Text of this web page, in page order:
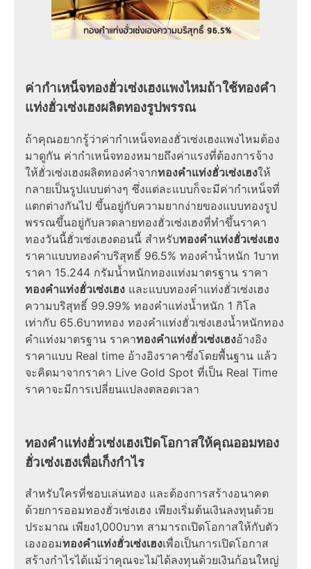
ค่ากําเหน็จทองฮั่วเซ่งเฮงแพงไหมถ้าใช้ทองคํา
แท่งฮั่วเซ่งเฮงผลิตทองรูปพรรณ
ถ้าคุณอยากรู้ว่าค่ากําเหน็จทองฮั่วเซ่งเฮงแพงไหมต้อง
มาดูกัน ค่ากําเหน็จทองหมายถึงค่าแรงที่ต้องการจ้าง
ให้ฮั่วเซ่งเฮงผลิตทองคำจากทองคําแท่งฮั่วเซ่งเฮงให้
กลายเป็นรูปแบบต่างๆ ซึ่งแต่ละแบบก็จะมีค่ากำเหน็จที่
แตกต่างกันไป ขึ้นอยู่กับความยากง่ายของแบบทองรูป
พรรณขึ้นอยู่กับลวดลายทองฮั่วเซ่งเฮงที่ทำขึ้นราคา
ทองวันนี้ฮั่วเซ่งเฮงตอนนี้ สำหรับทองคําแท่งฮั่วเซ่งเฮง
ราคาแบบทองคำบริสุทธิ์ 96.5% ทองคำน้ำหนัก 1บาท
ราคา 15.244 กรัมน้ำหนักทองแท่งมาตรฐาน ราคา
ทองคําแท่งฮั่วเซ่งเฮง และแบบทองคําแท่งฮั่วเซ่งเฮง
ความบริสุทธิ์ 99.99% ทองคําแท่งน้ำหนัก 1 กิโล
เท่ากับ 65.6บาททอง ทองคําแท่งฮั่วเซ่งเฮงน้ำหนักทอง
คําแท่งมาตรฐาน ราคาทองคําแท่งฮั่วเซ่งเฮงอ้างอิง
ราคาแบบ Real time อ้างอิงราคาซึ่งโดยพื้นฐาน แล้ว
จะคิดมาจากราคา Live Gold Spot ที่เป็น Real Time
ราคาจะมีการเปลี่ยนแปลงตลอดเวลา
ทองคําแท่งฮั่วเซ่งเฮงเปิดโอกาสให้คุณออมทอง
ฮั่วเซ่งเฮงเพื่อเก็งกำไร
สำหรับใครที่ชอบเล่นทอง และต้องการสร้างอนาคต
ด้วยการออมทองฮั่วเซ่งเฮง เพียงเริ่มต้นเงินลงทุนด้วย
ประมาณ เพียง1,000บาท สามารถเปิดโอกาสให้กับตัว
เองออมทองคําแท่งฮั่วเซ่งเฮงเพื่อเป็นการเปิดโอกาส
สร้างกำไรได้แม้ว่าคุณจะไม่ได้ลงทุนด้วยเงินก้อนใหญ่